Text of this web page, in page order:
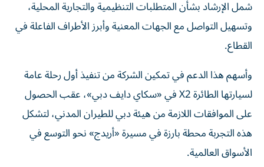
شمل الإرشاد بشأن المتطلبات التنظيمية والتجارية المحلية،
وتسهيل التواصل مع الجهات المعنية وأبرز الأطراف الفاعلة في
القطاع.
وأسهم هذا الدعم في تمكين الشركة من تنفيذ أول رحلة عامة
لسيارتها الطائرة X2 في «سكاي دايف دبي»، عقب الحصول
على الموافقات اللازمة من هيئة دبي للطيران المدني، لتشكل
هذه التجربة محطة بارزة في مسيرة «أريدج» نحو التوسع في
الأسواق العالمية.